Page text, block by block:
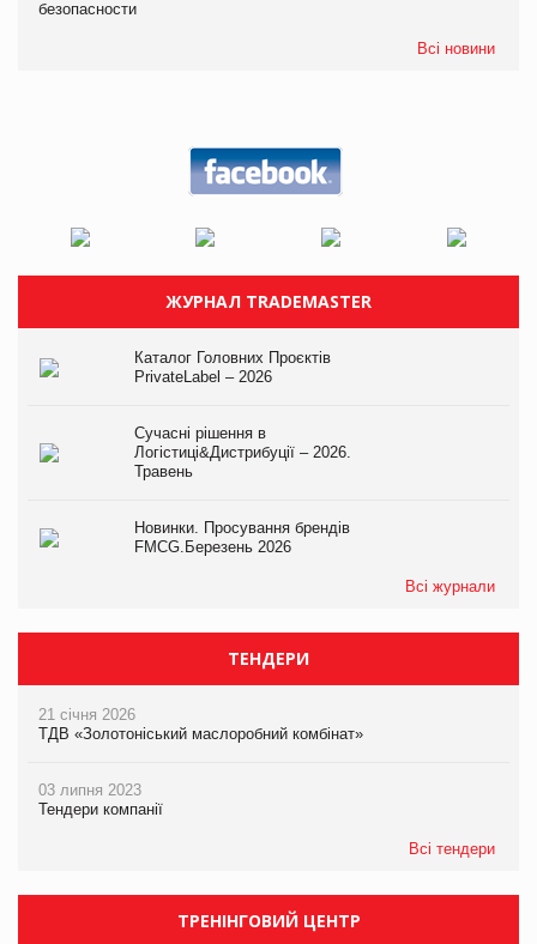
безопасности
Всі новини
ЖУРНАЛ TRADEMASTER
Каталог Головних Проєктів
PrivateLabel – 2026
Сучасні рішення в
Логістиці&Дистрибуції – 2026.
Травень
Новинки. Просування брендів
FMCG.Березень 2026
Всі журнали
ТЕНДЕРИ
21 січня 2026
ТДВ «Золотоніський маслоробний комбінат»
03 липня 2023
Тендери компанії
Всі тендери
ТРЕНІНГОВИЙ ЦЕНТР